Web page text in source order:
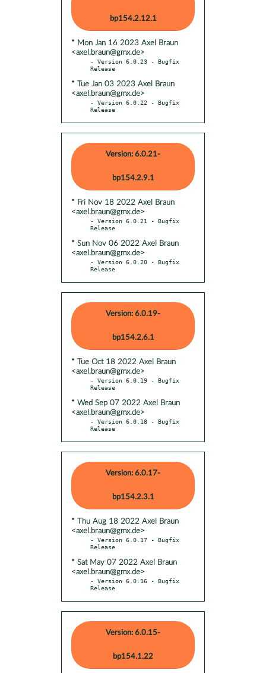
bp154.2.12.1
* Mon Jan 16 2023 Axel Braun
<axel.braun@gmx.de>
- Version 6.0.23 - Bugfix
* Tue Jan 03 2023 Axel Braun
<axel.braun@gmx.de>
- Version 6.0.22 - Bugfix
Release
Version: 6.0.21-
bp154.2.9.1
* Fri Nov 18 2022 Axel Braun
<axel.braun@gmx.de>
- Version 6.0.21 - Bugfix
* Sun Nov 06 2022 Axel Braun
<axel.braun@gmx.de>
- Version 6.0.20 - Bugfix
Release
Version: 6.0.19-
bp154.2.6.1
* Tue Oct 18 2022 Axel Braun
<axel.braun@gmx.de>
- Version 6.0.19 - Bugfix
* Wed Sep 07 2022 Axel Braun
<axel.braun@gmx.de>
- Version 6.0.18 - Bugfix
Release
Version: 6.0.17-
bp154.2.3.1
* Thu Aug 18 2022 Axel Braun
<axel.braun@gmx.de>
- Version 6.0.17 - Bugfix
* Sat May 07 2022 Axel Braun
<axel.braun@gmx.de>
- Version 6.0.16 - Bugfix
Release
Version: 6.0.15-
bp154.1.22